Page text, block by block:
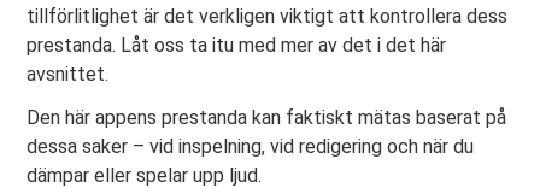
tillförlitlighet är det verkligen viktigt att kontrollera dess
prestanda. Låt oss ta itu med mer av det i det här
avsnittet.
Den här appens prestanda kan faktiskt mätas baserat på
dessa saker – vid inspelning, vid redigering och när du
dämpar eller spelar upp ljud.